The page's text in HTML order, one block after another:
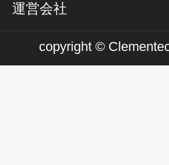
運営会社
copyright ©